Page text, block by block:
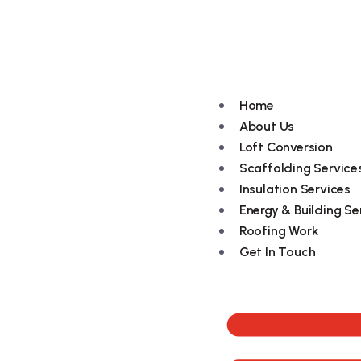
Home
About Us
Loft Conversion
Scaffolding
Insulation Services
Energy & Building
Roofing Work
Get In Touch